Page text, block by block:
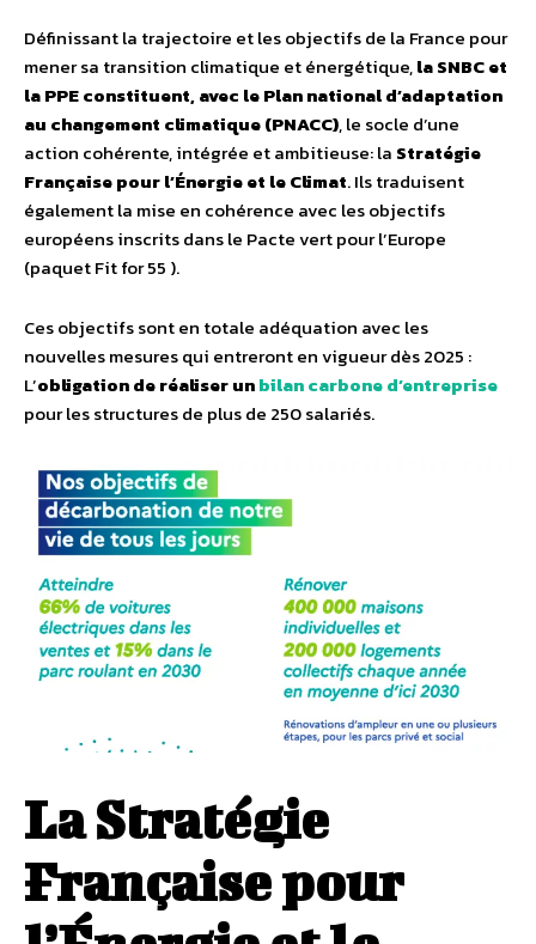
Définissant la trajectoire et les objectifs de la France pour
mener sa transition climatique et énergétique,la SNBC et
la PPE constituent, avec le Plan national d’adaptation
au changement climatique (PNACC), le socle d’une
action cohérente, intégrée et ambitieuse: la Stratégie
Française pour l’Énergie et le Climat. Ils traduisent
également la mise en cohérence avec les objectifs
européens inscrits dans le Pacte vert pour l’Europe
(paquet Fit for 55 ).
Ces objectifs sont en totale adéquation avec les
nouvelles mesures qui entreront en vigueur dès 2025 :
L’obligation de réaliser unbilan carbone d’entreprise
pour les structures de plus de 250 salariés.
La Stratégie
Française pour